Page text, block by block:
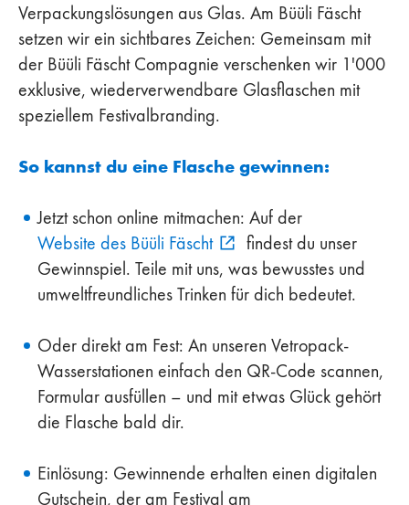
Verpackungslösungen aus Glas. Am Büüli Fäscht
setzen wir ein sichtbares Zeichen: Gemeinsam mit
der Büüli Fäscht Compagnie verschenken wir 1'000
exklusive, wiederverwendbare Glasflaschen mit
speziellem Festivalbranding.
So kannst du eine Flasche gewinnen:
Jetzt schon online mitmachen: Auf der
Website des Büüli Fäscht
findest du unser
Gewinnspiel. Teile mit uns, was bewusstes und
umweltfreundliches Trinken für dich bedeutet.
Oder direkt am Fest: An unseren Vetropack-
Wasserstationen einfach den QR-Code scannen,
Formular ausfüllen – und mit etwas Glück gehört
die Flasche bald dir.
Einlösung: Gewinnende erhalten einen digitalen
Gutschein, der am Festival am